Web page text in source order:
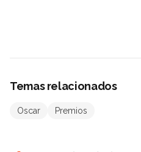
Temas relacionados
Oscar Premios